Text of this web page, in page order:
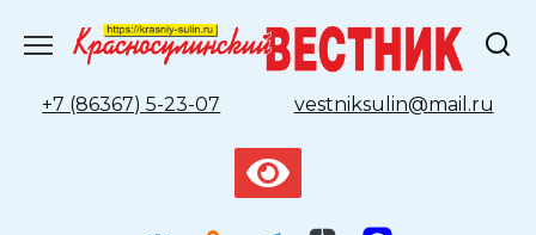
содержанию
+7 (86367) 5-23-07
vestniksulin@mail.ru